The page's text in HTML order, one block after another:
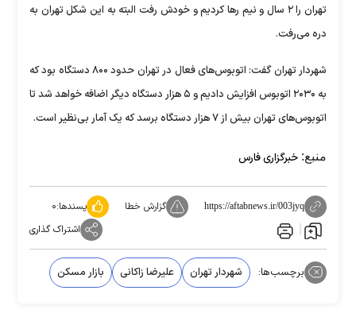
تهران را ۲ سال و نیم رها کردیم و خودش رفت البته به این شکل تهران به
دره می‌رفت.
شهردار تهران گفت: اتوبوس‌های فعال در تهران حدود ۸۰۰ دستگاه بود که
به ۲۰۳۰ اتوبوس افزایش دادیم و ۵ هزار دستگاه دیگر اضافه خواهد شد تا
اتوبوس‌های تهران بیش از ۷ هزار دستگاه برسد که یک آمار بی‌نظیر است.
منبع: خبرگزاری فارس
https://aftabnews.ir/003jyq گزارش خطا پسندها:۰
اشتراک گذاری
برچسب‌ها: شهردار تهران علیرضا زاکانی بازار مسکن